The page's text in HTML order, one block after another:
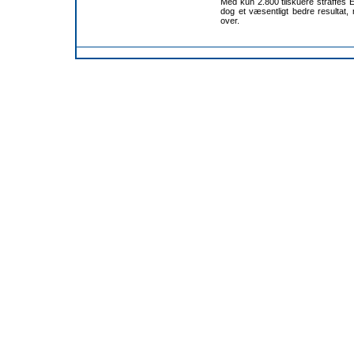
dog et væsentligt bedre resultat,
over.